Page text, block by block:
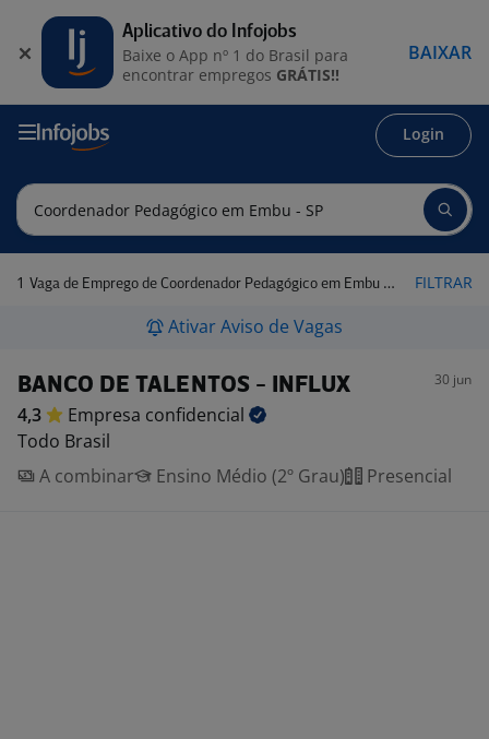
Login
1 Vaga de Emprego de Coordenador Pedagógico em Embu - SP FILTRAR
Ativar Aviso de Vagas
BANCO DE TALENTOS - INFLUX 30 jun
4,3 Empresa confidencial
Todo Brasil
A combinar
Ensino Médio (2º Grau) Presencial
Aplicativo do Infojobs
Baixe o App nº 1 do Brasil para
encontrar empregos GRÁTIS!!
BAIXAR